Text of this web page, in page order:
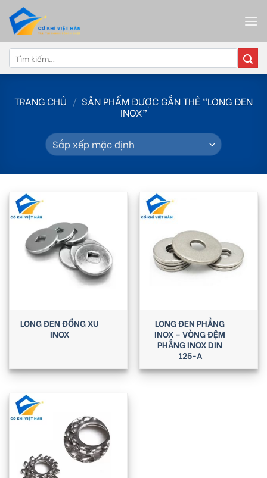
content
Tìm
kiếm:
TRANG CHỦ / SẢN PHẨM ĐƯỢC GẮN THẺ “LONG ĐEN
INOX”
LONG ĐEN ĐỒNG XU
INOX
LONG ĐEN PHẲNG
INOX – VÒNG ĐỆM
PHẲNG INOX DIN
125-A